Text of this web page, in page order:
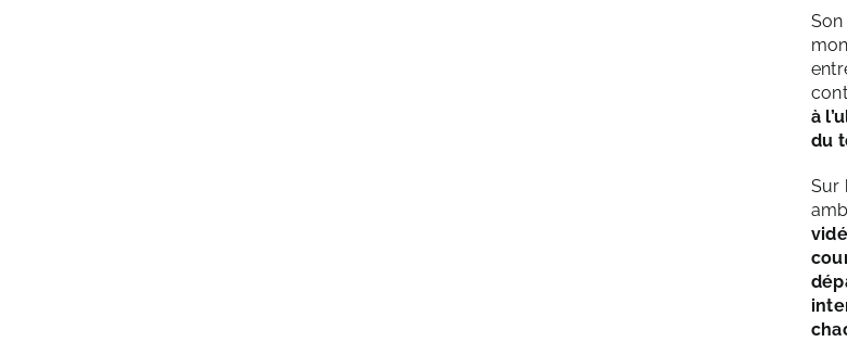
à
du
Sur